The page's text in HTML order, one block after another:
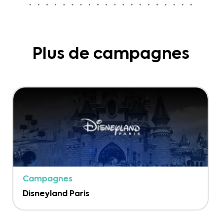
Plus de campagnes
Campagnes
Disneyland Paris